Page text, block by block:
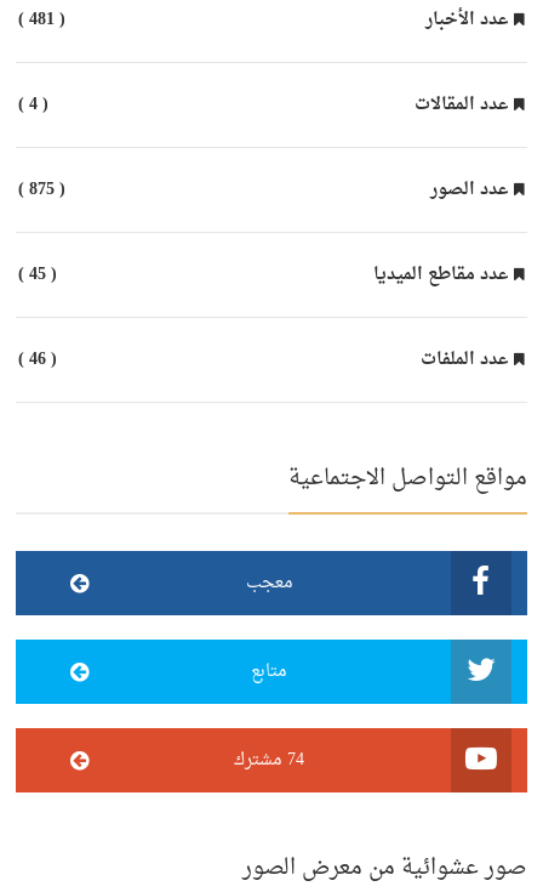
عدد الأخبار ( 481 )
عدد المقالات ( 4 )
عدد الصور ( 875 )
عدد مقاطع الميديا ( 45 )
عدد الملفات ( 46 )
مواقع التواصل الاجتماعية
معجب
متابع
74 مشترك
صور عشوائية من معرض الصور